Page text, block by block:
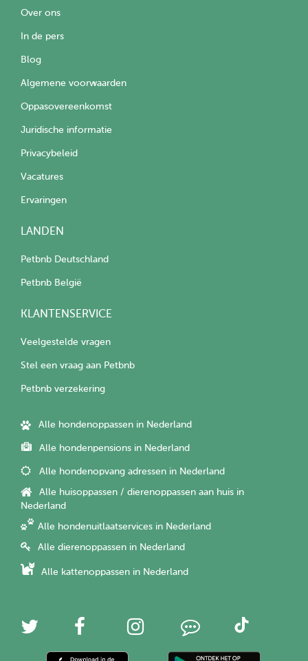
Over ons
In de pers
Blog
Algemene voorwaarden
Oppasovereenkomst
Juridische informatie
Privacybeleid
Vacatures
Ervaringen
LANDEN
Petbnb Deutschland
Petbnb België
KLANTENSERVICE
Veelgestelde vragen
Stel een vraag aan Petbnb
Petbnb verzekering
Alle hondenoppassen in Nederland
Alle hondenpensions in Nederland
Alle hondenopvang adressen in Nederland
Alle huisoppassen / dierenoppassen aan huis in
Nederland
Alle hondenuitlaatservices in Nederland
Alle dierenoppassen in Nederland
Alle kattenoppassen in Nederland